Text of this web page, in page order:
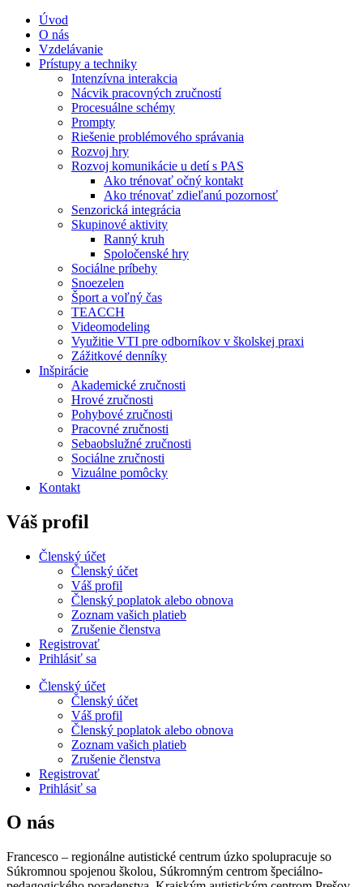
Úvod
O nás
Vzdelávanie
Prístupy a techniky
Intenzívna interakcia
Nácvik pracovných zručností
Procesuálne schémy
Prompty
Riešenie problémového správania
Rozvoj hry
Rozvoj komunikácie u detí s PAS
Ako trénovať očný kontakt
Ako trénovať zdieľanú pozornosť
Senzorická integrácia
Skupinové aktivity
Ranný kruh
Spoločenské hry
Sociálne príbehy
Snoezelen
Šport a voľný čas
TEACCH
Videomodeling
Využitie VTI pre odborníkov v školskej praxi
Zážitkové denníky
Inšpirácie
Akademické zručnosti
Hrové zručnosti
Pohybové zručnosti
Pracovné zručnosti
Sebaobslužné zručnosti
Sociálne zručnosti
Vizuálne pomôcky
Kontakt
Váš profil
Členský účet
Členský účet
Váš profil
Členský poplatok alebo obnova
Zoznam vašich platieb
Zrušenie členstva
Registrovať
Prihlásiť sa
Členský účet
Členský účet
Váš profil
Členský poplatok alebo obnova
Zoznam vašich platieb
Zrušenie členstva
Registrovať
Prihlásiť sa
O nás
Francesco – regionálne autistické centrum úzko spolupracuje so
Súkromnou spojenou školou, Súkromným centrom špeciálno-